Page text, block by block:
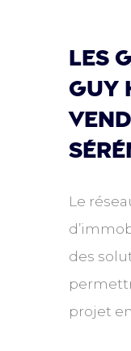
Les
guy
Le
des
projet